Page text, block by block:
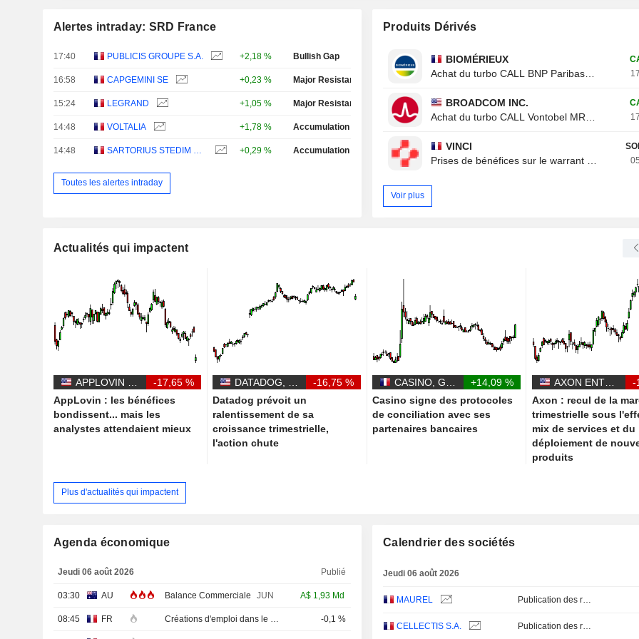
Alertes intraday: SRD France
17:40 PUBLICIS GROUPE S.A. +2,18 % Bullish Gap
16:58 CAPGEMINI SE +0,23 % Major Resistance Test
15:24 LEGRAND +1,05 % Major Resistance Test
14:48 VOLTALIA +1,78 % Accumulation Phase
14:48 +0,29 % Accumulation Phase
Toutes les alertes intraday
Produits Dérivés
BIOMÉRIEUX
Achat du turbo CALL BNP Paribas 8ROZB
BROADCOM INC.
Achat du turbo CALL Vontobel MR20V
VINCI
Prises de bénéfices sur le warrant CALL
Voir plus
Actualités qui impactent
-17,65 %
AppLovin : les bénéfices
bondissent... mais les
analystes attendaient mieux
-16,75 %
Datadog prévoit un
ralentissement de sa
croissance trimestrielle,
l'action chute
+14,09 %
Casino signe des protocoles
de conciliation avec ses
partenaires bancaires
AXON ENTERPRISE, INC.
-
Axon : recul de la
trimestrielle sous
mix de services et du
déploiement de
produits
Plus d'actualités qui impactent
Agenda économique
Jeudi 06 août 2026 Publié
03:30 AU Balance Commerciale JUN A$ 1,93 Md
08:45 FR Créations d'emploi dans le secteur privé non agricole (Trimestriel) -0,1 %
Calendrier des sociétés
Jeudi 06 août 2026
MAUREL Publication des résultats - Q2 2026
CELLECTIS S.A. Publication des résultats - Q2 2026